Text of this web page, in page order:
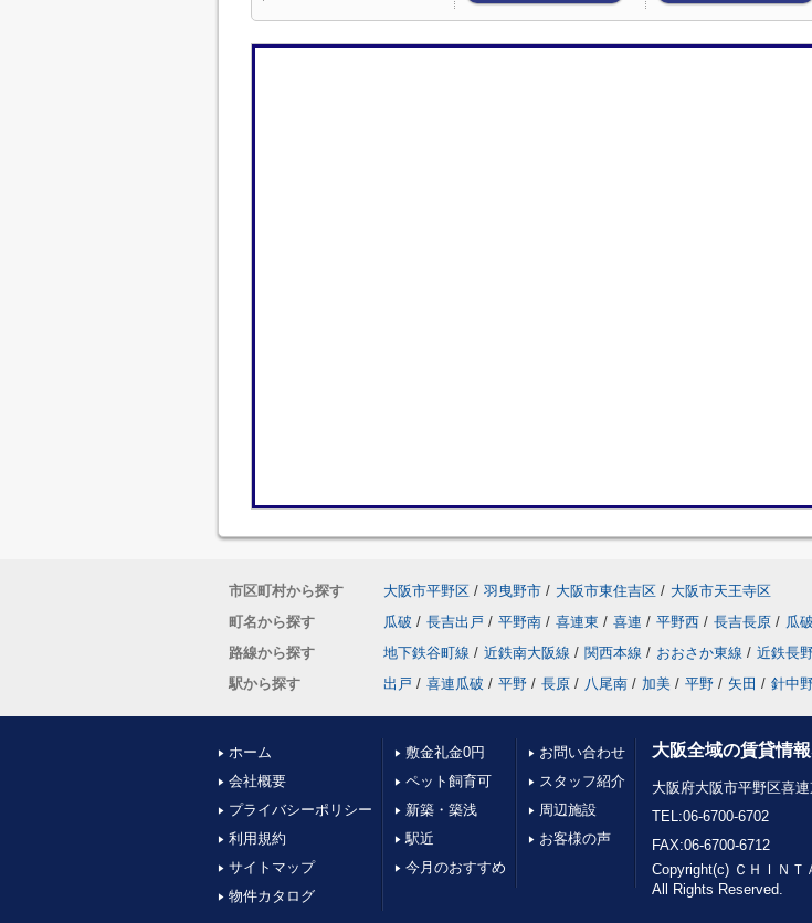
市区町村から探す 大阪市平野区 / 羽曳野市 / 大阪市東住吉区 / 大阪市天王寺区
町名から探す
瓜破 / 長吉出戸 / 平野南 / 喜連東 / 喜連 / 平野西 / 長吉長原 / 瓜
路線から探す
地下鉄谷町線 / 近鉄南大阪線 / 関西本線 / おおさか東線 / 近鉄長
駅から探す
出戸 / 喜連瓜破 / 平野 / 長原 / 八尾南 / 加美 / 平野 / 矢田 / 針中
ホーム
会社概要
プライバシーポリシー
利用規約
サイトマップ
物件カタログ
敷金礼金0円
ペット飼育可
新築・築浅
駅近
今月のおすすめ
お問い合わせ
スタッフ紹介
周辺施設
お客様の声
大阪全域の賃貸情
大阪府大阪市平野区喜
TEL:06-6700-6702
FAX:06-6700-6712
Copyright(c) ＣＨＩＮＴ
All Rights Reserved.